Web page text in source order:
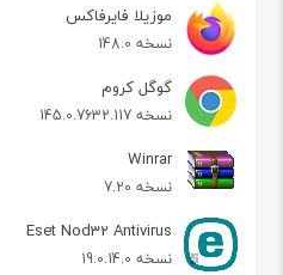
موزیلا فایرفاکس
نسخه 148.0
گوگل کروم
نسخه 145.0.7632.117
Winrar
نسخه 7.20
Eset Nod32 Antivirus
نسخه 19.0.14.0